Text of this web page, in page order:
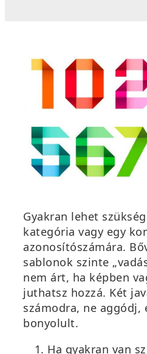
Gyakran lehet
kategória vagy egy
azonosítószámára.
sablonok szinte
nem árt, ha képben
juthatsz hozzá. Két
számodra, ne aggódj,
bonyolult.
Ha gyakran van